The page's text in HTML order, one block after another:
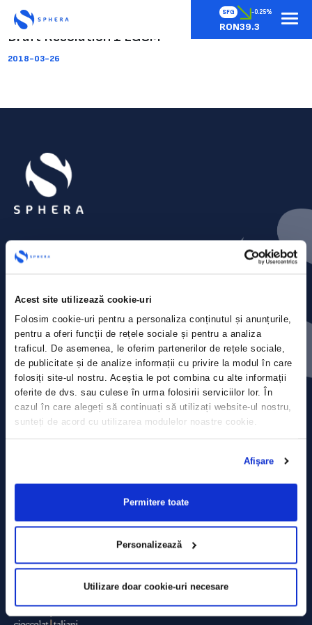
Acest site utilizează cookie-uri
Folosim cookie-uri pentru a personaliza conținutul și anunțurile,
pentru a oferi funcții de rețele sociale și pentru a analiza
traficul. De asemenea, le oferim partenerilor de rețele sociale,
de publicitate și de analize informații cu privire la modul în care
folosiți site-ul nostru. Aceștia le pot combina cu alte informații
oferite de dvs. sau culese în urma folosirii serviciilor lor. În
cazul în care alegeți să continuați să utilizați website-ul nostru,
sunteți de acord cu utilizarea modulelor noastre cookie.
Afişare
Permitere toate
Personalizează
Utilizare doar cookie-uri necesare
SFG -0.25%
RON39.3
Draft Resolution 1 EGSM
2018-03-26
Press releases
Privacy Policy
Contact
Data Processing policy